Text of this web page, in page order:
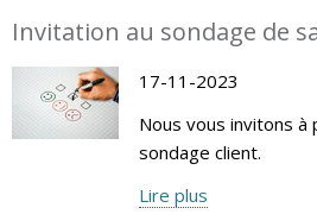
Invitation au sondage de
17-11-2023
Nous vous invitons
sondage client.
Lire plus